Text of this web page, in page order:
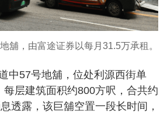
舖，由富途证券以每月31.5万承租。
中57号地舖，位处利源西街单
层建筑面积约800方呎，合共约
透露，该巨舖空置一段长时间，